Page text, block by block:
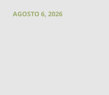
AGOSTO 6, 2026